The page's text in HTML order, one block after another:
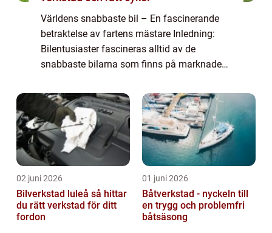
Världens snabbaste bil – En fascinerande
betraktelse av fartens mästare Inledning:
Bilentusiaster fascineras alltid av de
snabbaste bilarna som finns på marknaden.
omfattande översikt över världens snabba...
02 juni 2026
Bilverkstad luleå så hittar
du rätt verkstad för ditt
fordon
01 juni 2026
Båtverkstad - nyckeln till
en trygg och problemfri
båtsäsong